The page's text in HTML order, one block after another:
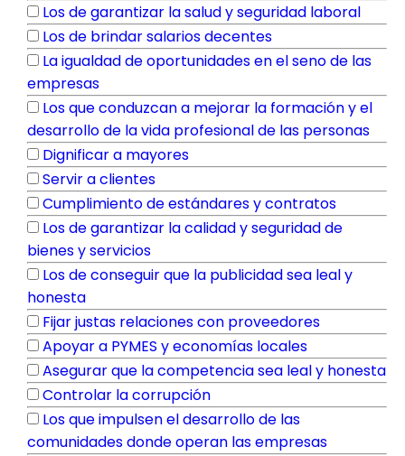
Los de garantizar la salud y seguridad laboral
Los de brindar salarios decentes
La igualdad de oportunidades en el seno de las
empresas
Los que conduzcan a mejorar la formación y el
desarrollo de la vida profesional de las personas
Dignificar a mayores
Servir a clientes
Cumplimiento de estándares y contratos
Los de garantizar la calidad y seguridad de
bienes y servicios
Los de conseguir que la publicidad sea leal y
honesta
Fijar justas relaciones con proveedores
Apoyar a PYMES y economías locales
Asegurar que la competencia sea leal y honesta
Controlar la corrupción
Los que impulsen el desarrollo de las
comunidades donde operan las empresas